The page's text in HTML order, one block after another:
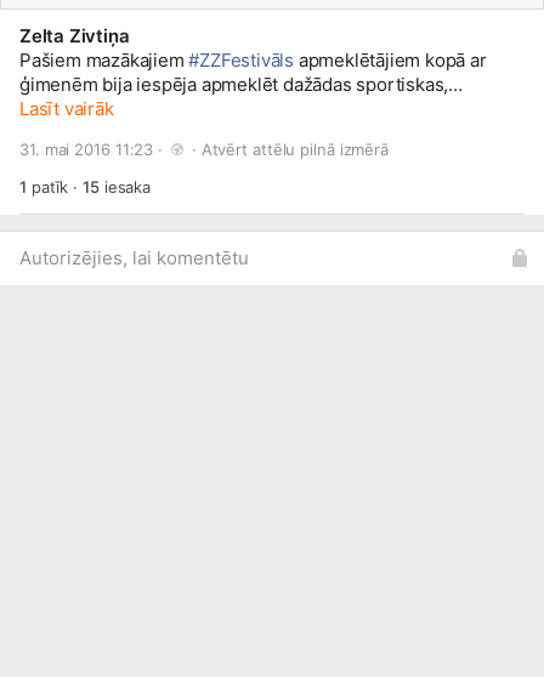
Zelta Zivtiņa
Pašiem mazākajiem#ZZFestivāls apmeklētājiem kopā ar
ģimenēm bija iespēja apmeklēt dažādas sportiskas,
izglītojošas aktivitātes un radošās darbnīcas. Apskati
pieejamas šeit:http://bit.ly/1O0ZBJX
Lasīt vairāk
31. mai 2016 11:23 · · Atvērt attēlu pilnā izmērā
1 patīk ·15iesaka
Autorizējies, lai komentētu